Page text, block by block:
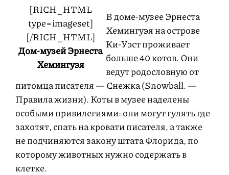
[RICH_HTML
type=imageset]
[/RICH_HTML]
Дом-музей Эрнеста
Хемингуэя
В доме-музее Эрнеста
Хемингуэя на острове
Ки-Уэст проживает
больше 40 котов. Они
ведут родословную от
питомца писателя — Снежка (Snowball. —
Правила жизни). Коты в музее наделены
особыми привилегиями: они могут гулять где
захотят, спать на кровати писателя, а также
не подчиняются закону штата Флорида, по
которому животных нужно содержать в
клетке.